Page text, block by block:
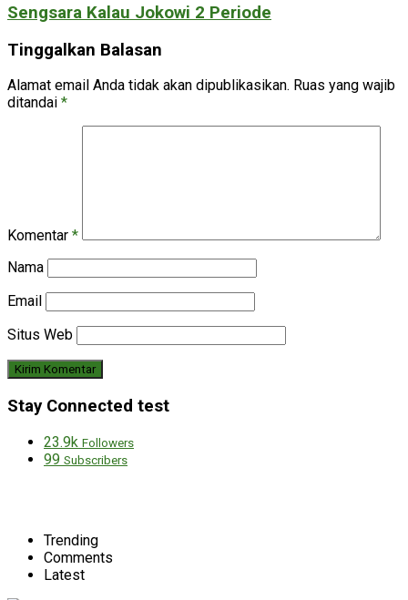
Sengsara Kalau Jokowi 2 Periode
Tinggalkan Balasan
Alamat email Anda tidak akan dipublikasikan. Ruas yang wajib
ditandai *
Komentar *
Nama
Email
Situs Web
Stay Connected test
23.9k Followers
99 Subscribers
Trending
Comments
Latest